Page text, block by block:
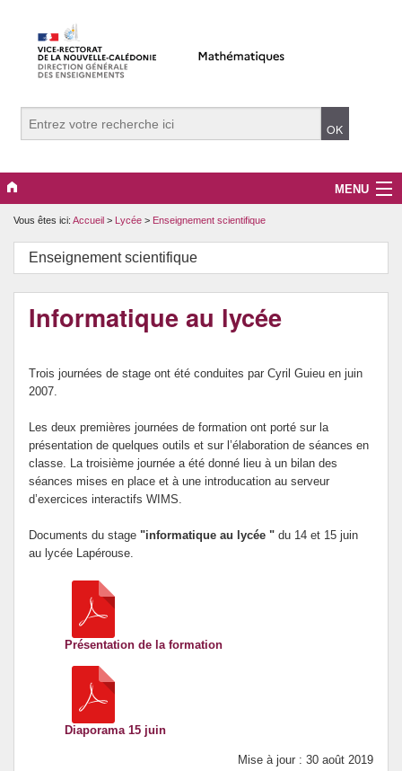
MENU
Evènements
Collège
Lycée
Maître Auxiliaire
Prévention de l’innumérisme
Se former
Vous êtes ici: Accueil > Lycée > Enseignement scientifique
Enseignement scientifique
Informatique au lycée
Trois journées de stage ont été conduites par Cyril Guieu en juin
2007.
Les deux premières journées de formation ont porté sur la
présentation de quelques outils et sur l’élaboration de séances en
classe. La troisième journée a été donné lieu à un bilan des
séances mises en place et à une introducation au serveur
d’exercices interactifs WIMS.
Documents du stage "informatique au lycée " du 14 et 15 juin
au lycée Lapérouse.
Présentation de la formation
Diaporama 15 juin
Mise à jour : 30 août 2019